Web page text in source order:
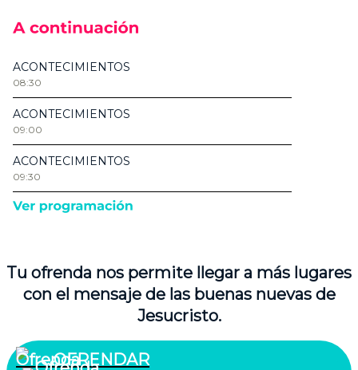
Tu ofrenda nos permite llegar a más lugares
con el mensaje de las buenas nuevas de
Jesucristo.
OFRENDAR